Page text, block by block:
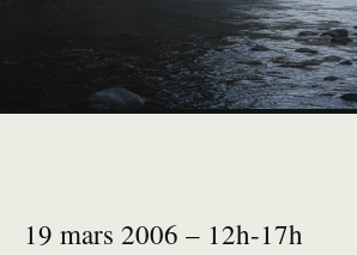
19 mars 2006 – 12h-17h